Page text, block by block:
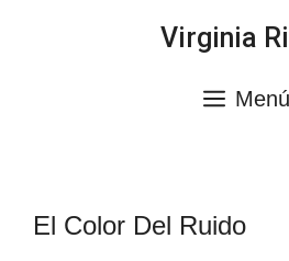
Virginia
Menú
El Color Del Ruido